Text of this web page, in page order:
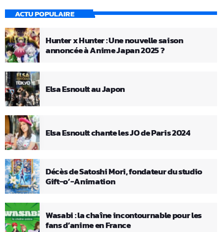
ACTU POPULAIRE
Hunter x Hunter : Une nouvelle saison
annoncée à Anime Japan 2025 ?
Elsa Esnoult au Japon
Elsa Esnoult chante les JO de Paris 2024
Décès de Satoshi Mori, fondateur du studio
Gift-o’-Animation
Wasabi : la chaîne incontournable pour les
fans d’anime en France